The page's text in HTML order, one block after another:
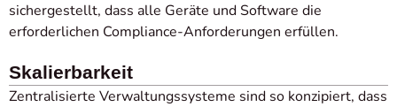
sichergestellt, dass alle Geräte und Software die
erforderlichen Compliance-Anforderungen erfüllen.
Skalierbarkeit
Zentralisierte Verwaltungssysteme sind so konzipiert, dass